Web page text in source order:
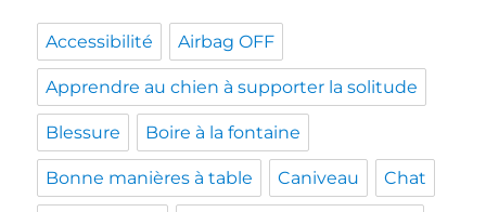
Accessibilité Airbag OFF
Apprendre au chien à supporter la solitude
Blessure Boire à la fontaine
Bonne manières à table Caniveau Chat